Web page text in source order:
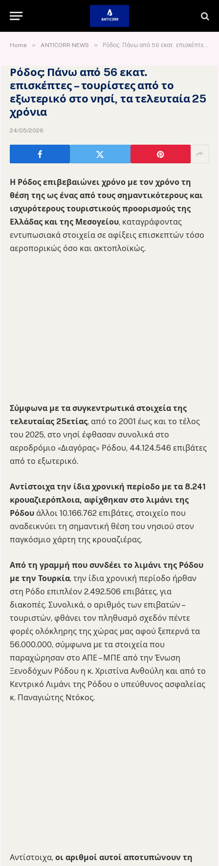
Home » ANTICORR NEWS » Ρόδος: Πάνω από 56 εκατ. επισκέπτες – τουρίστες από το εξωτερικό στο νησί, τα τελευταία 25 χρόνια
Ρόδος: Πάνω από 56 εκατ.
επισκέπτες – τουρίστες από το
εξωτερικό στο νησί, τα τελευταία 25
χρόνια
24/05/2026
Η Ρόδος επιβεβαιώνει χρόνο με τον χρόνο τη
θέση της ως ένας από τους σημαντικότερους και
ισχυρότερους τουριστικούς προορισμούς της
Ελλάδας και της Μεσογείου, καταγράφοντας
εντυπωσιακά στοιχεία σε αφίξεις επισκεπτών τόσο
αεροπορικώς όσο και ακτοπλοϊκώς.
Σύμφωνα με τα συγκεντρωτικά στοιχεία της
τελευταίας 25ετίας, από το 2001 έως και το τέλος
του 2025, στο νησί έφθασαν συνολικά στο
αεροδρόμιο «Διαγόρας» Ρόδου, 44.124.546 επιβάτες
από το εξωτερικό.
Αντίστοιχα την ίδια χρονική περίοδο με τα 8.241
κρουαζιερόπλοια, αφίχθηκαν στο λιμάνι της
Ρόδου άλλοι 10.166.762 επιβάτες, στοιχείο που
αναδεικνύει τη σημαντική θέση του νησιού στον
παγκόσμιο χάρτη της κρουαζιέρας.
Από τη γραμμή που συνδέει το λιμάνι της Ρόδου
με την Τουρκία, την ίδια χρονική περίοδο ήρθαν
στη Ρόδο επιπλέον 2.492.506 επιβάτες, για
διακοπές. Συνολικά, ο αριθμός των επιβατών –
τουριστών, φθάνει τον πληθυσμό σχεδόν πέντε
φορές ολόκληρης της χώρας μας αφού ξεπερνά τα
56.000.000, σύμφωνα με τα στοιχεία που
παραχώρησαν στο ΑΠΕ – ΜΠΕ από την Ένωση
Ξενοδόχων Ρόδου η κ. Χριστίνα Ανθούλη και από το
Κεντρικό Λιμάνι της Ρόδου ο υπεύθυνος ασφαλείας
κ. Παναγιώτης Ντόκος.
Αντίστοιχα, οι αριθμοί αυτοί αποτυπώνουν τη